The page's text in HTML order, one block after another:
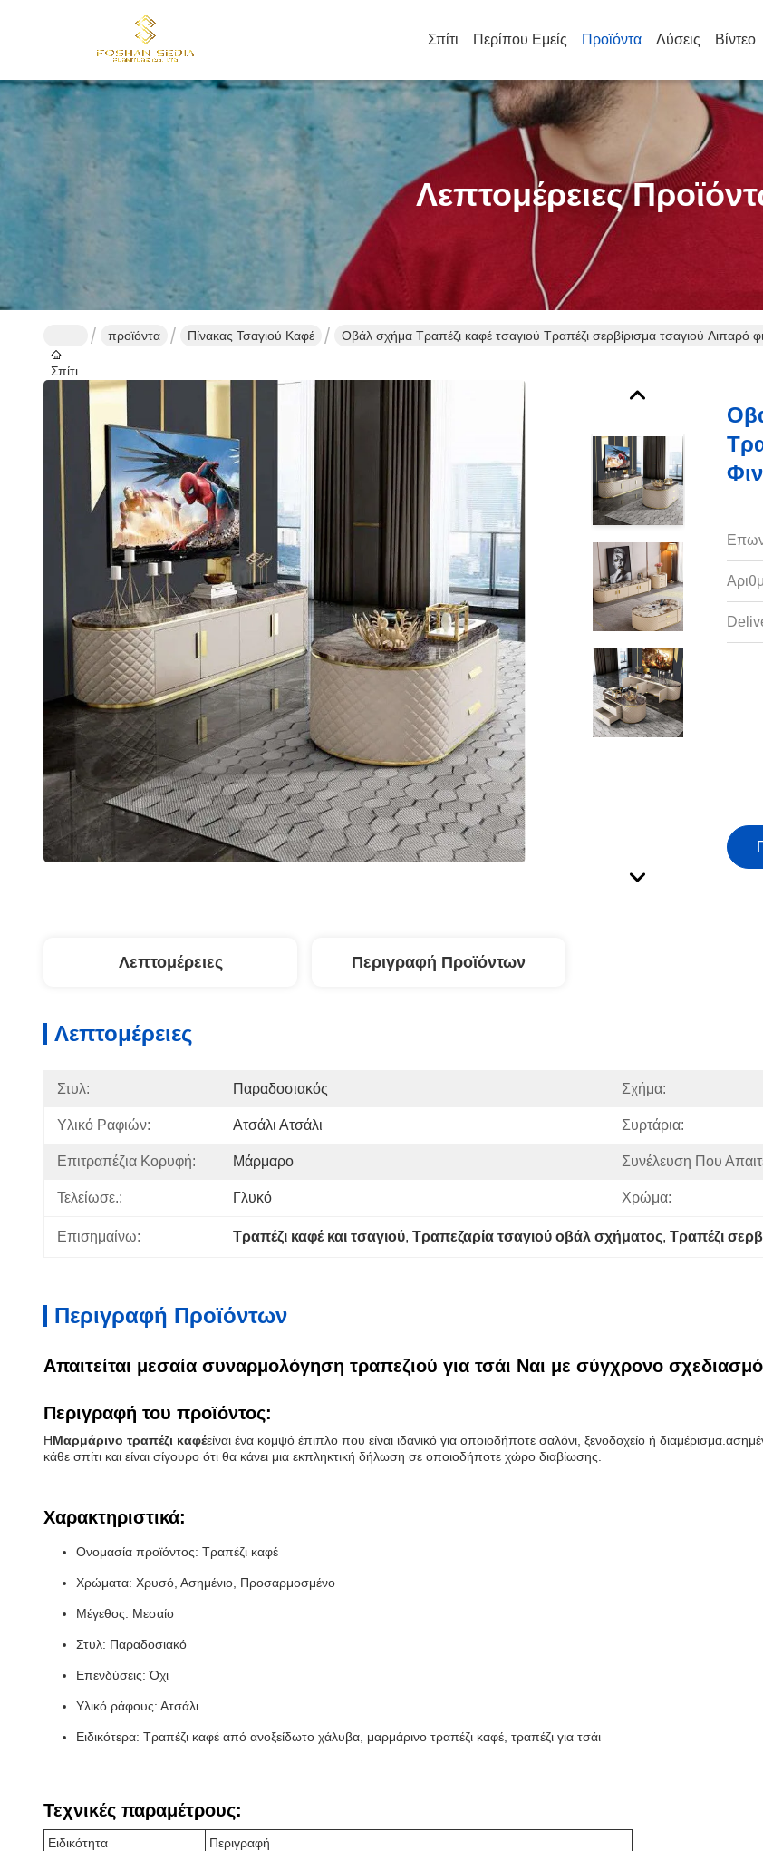
Σπίτι Περίπου Εμείς Προϊόντα Λύσεις Βίντεο
Λεπτομέρειες
Σπίτι
προϊόντα Πίνακας Τσαγιού Καφέ Οβάλ σχήμα Τραπέζι καφέ τσαγιού Τραπέζι σερβίρισμα τσαγιού Λιπαρό
Λεπτομέρειες Περιγραφή Προϊόντων
Λεπτομέρειες
Στυλ: Παραδοσιακός Σχήμα:
Υλικό Ραφιών: Ατσάλι Ατσάλι Συρτάρια:
Επιτραπέζια Κορυφή: Μάρμαρο Συνέλευση Που
Τελείωσε.: Γλυκό Χρώμα:
Επισημαίνω: Τραπέζι καφέ και τσαγιού, Τραπεζαρία τσαγιού οβάλ σχήματος, Τραπέζι
Περιγραφή Προϊόντων
Απαιτείται μεσαία συναρμολόγηση τραπεζιού για τσάι Ναι με σύγχρονο σχεδιασμό
Περιγραφή του προϊόντος:
ΗΜαρμάρινο τραπέζι καφέείναι ένα κομψό έπιπλο που είναι ιδανικό για οποιοδήποτε σαλόνι, ξενοδοχείο ή
κάθε σπίτι και είναι σίγουρο ότι θα κάνει μια εκπληκτική δήλωση σε οποιοδήποτε χώρο διαβίωσης.
Χαρακτηριστικά:
Ονομασία προϊόντος: Τραπέζι καφέ
Χρώματα: Χρυσό, Ασημένιο, Προσαρμοσμένο
Μέγεθος: Μεσαίο
Στυλ: Παραδοσιακό
Επενδύσεις: Όχι
Υλικό ράφους: Ατσάλι
Ειδικότερα: Τραπέζι καφέ από ανοξείδωτο χάλυβα, μαρμάρινο τραπέζι καφέ, τραπέζι για τσάι
Τεχνικές παραμέτρους:
Ειδικότητα
Περιγραφή